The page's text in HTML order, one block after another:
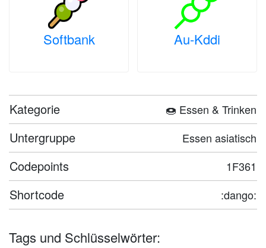
Softbank Au-Kddi
Kategorie 🍩 Essen & Trinken
Untergruppe Essen asiatisch
Codepoints 1F361
Shortcode :dango:
Tags und Schlüsselwörter: